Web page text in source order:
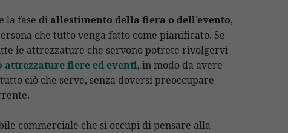
la fase di allestimento della fiera o dell’evento,
che tutto venga fatto come pianificato. Se
le attrezzature che servono potrete rivolgervi
attrezzature fiere ed eventi, in modo da avere
ciò che serve, senza doversi preoccupare
commerciale che si occupi di pensare alla